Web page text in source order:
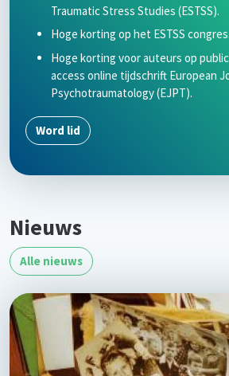
Traumatic Stress Studies (ESTSS).
Hoge korting op het ESTSS congres.
Hoge korting voor auteurs op
access online tijdschrift European
Psychotraumatology (EJPT).
Word lid
Nieuws
Alle nieuws